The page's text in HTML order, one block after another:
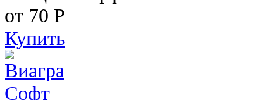
от 70 Р
Купить